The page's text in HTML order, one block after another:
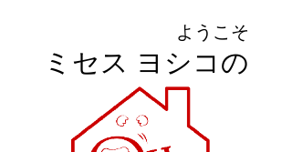
ようこそ
ミセス ヨシコの